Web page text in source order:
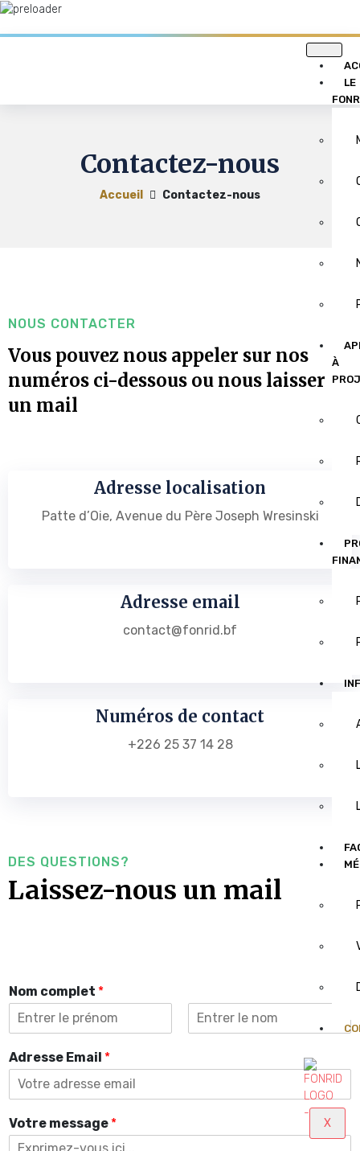
LE
À
X
Contactez-nous
Accueil Contactez-nous
NOUS CONTACTER
Vous pouvez nous appeler sur nos
numéros ci-dessous ou nous laisser
un mail
Adresse localisation
Patte d’Oie, Avenue du Père Joseph Wresinski
Adresse email
contact@fonrid.bf
Numéros de contact
+226 25 37 14 28
DES QUESTIONS?
Laissez-nous un mail
Nom complet *
Adresse Email *
Votre message *